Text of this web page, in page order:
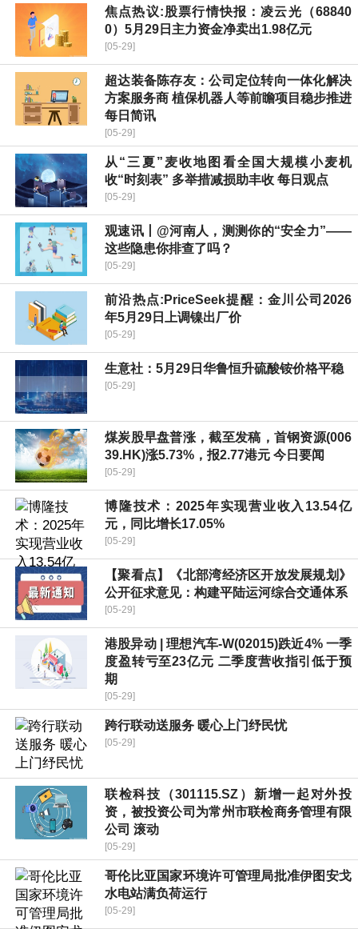
焦点热议:股票行情快报：凌云光（68840
0）5月29日主力资金净卖出1.98亿元
[05-29]
超达装备陈存友：公司定位转向一体化解决
方案服务商 植保机器人等前瞻项目稳步推进
每日简讯
[05-29]
从“三夏”麦收地图看全国大规模小麦机
收“时刻表” 多举措减损助丰收 每日观点
[05-29]
观速讯丨@河南人，测测你的“安全力”——
这些隐患你排查了吗？
[05-29]
前沿热点:PriceSeek提醒：金川公司2026
年5月29日上调镍出厂价
[05-29]
生意社：5月29日华鲁恒升硫酸铵价格平稳
[05-29]
煤炭股早盘普涨，截至发稿，首钢资源(006
39.HK)涨5.73%，报2.77港元 今日要闻
[05-29]
博隆技术：2025年实现营业收入13.54亿
元，同比增长17.05%
[05-29]
【聚看点】《北部湾经济区开放发展规划》
公开征求意见：构建平陆运河综合交通体系
[05-29]
港股异动 | 理想汽车-W(02015)跌近4% 一季
度盈转亏至23亿元 二季度营收指引低于预
期
[05-29]
跨行联动送服务 暖心上门纾民忧
[05-29]
联检科技（301115.SZ）新增一起对外投
资，被投资公司为常州市联检商务管理有限
公司 滚动
[05-29]
哥伦比亚国家环境许可管理局批准伊图安戈
水电站满负荷运行
[05-29]